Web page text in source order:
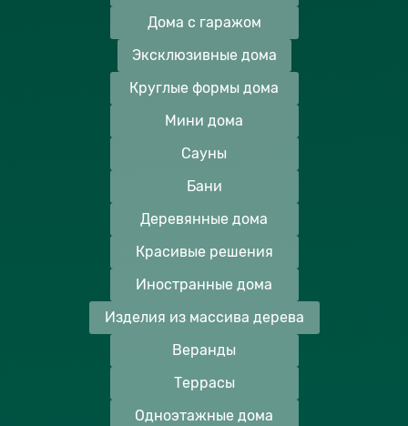
Дома с гаражом
Эксклюзивные дома
Круглые формы дома
Мини дома
Сауны
Бани
Деревянные дома
Красивые решения
Иностранные дома
Изделия из массива дерева
Веранды
Террасы
Одноэтажные дома